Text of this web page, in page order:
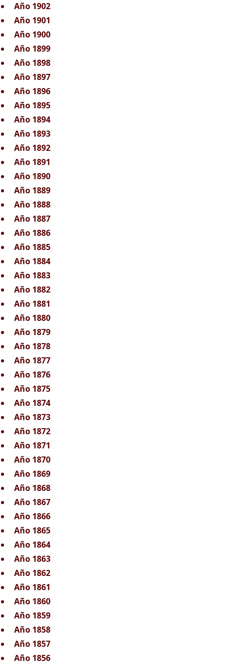
Año 1902
Año 1901
Año 1900
Año 1899
Año 1898
Año 1897
Año 1896
Año 1895
Año 1894
Año 1893
Año 1892
Año 1891
Año 1890
Año 1889
Año 1888
Año 1887
Año 1886
Año 1885
Año 1884
Año 1883
Año 1882
Año 1881
Año 1880
Año 1879
Año 1878
Año 1877
Año 1876
Año 1875
Año 1874
Año 1873
Año 1872
Año 1871
Año 1870
Año 1869
Año 1868
Año 1867
Año 1866
Año 1865
Año 1864
Año 1863
Año 1862
Año 1861
Año 1860
Año 1859
Año 1858
Año 1857
Año 1856